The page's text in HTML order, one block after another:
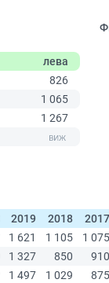
лева
826
1 065
1 267
2019 2018
2017